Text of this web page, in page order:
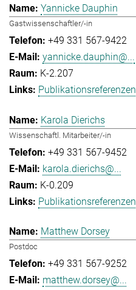
Yannicke Dauphin
Gastwissenschaftler/-in
+49 331 567-9422
yannicke.dauphin@...
K-2.207
Publikationsreferenzen
Karola Dierichs
Wissenschaftl. Mitarbeiter/-in
+49 331 567-9452
karola.dierichs@...
K-0.209
Publikationsreferenzen
Matthew Dorsey
Postdoc
+49 331 567-9252
matthew.dorsey@...